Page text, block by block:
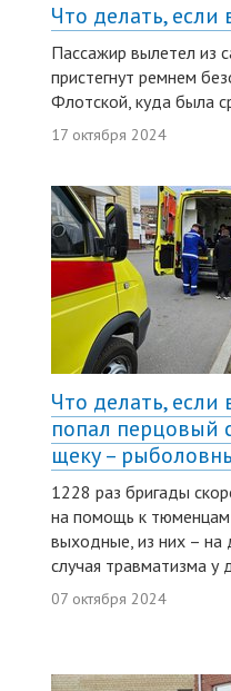
Что делать,
Пассажир вылетел из
пристегнут ремнем
Флотской, куда была
17 октября 2024
Что делать, если
попал перцовый
щеку –
1228 раз бригады
на помощь к
выходные, из них – на
случая травматизма у
07 октября 2024